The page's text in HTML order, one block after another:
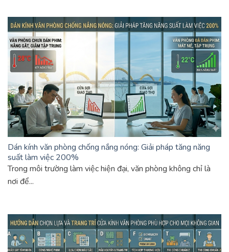
Dán kính văn phòng chống nắng nóng: Giải pháp tăng năng
suất làm việc 200%
Trong môi trường làm việc hiện đại, văn phòng không chỉ là
nơi để...